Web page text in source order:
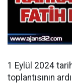
1 Eylül 2024
toplantısının